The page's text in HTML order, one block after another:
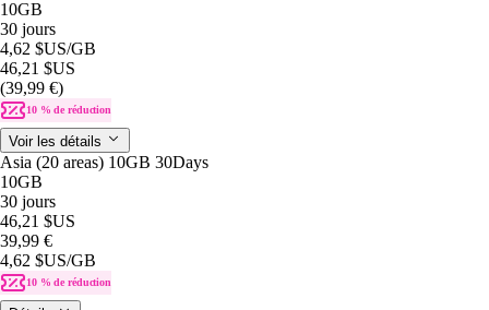
10GB
30 jours
4,62 $US/GB
46,21 $US
(39,99 €)
10 % de réduction
Voir les détails
Asia (20 areas) 10GB 30Days
10GB
30 jours
46,21 $US
39,99 €
4,62 $US/GB
10 % de réduction